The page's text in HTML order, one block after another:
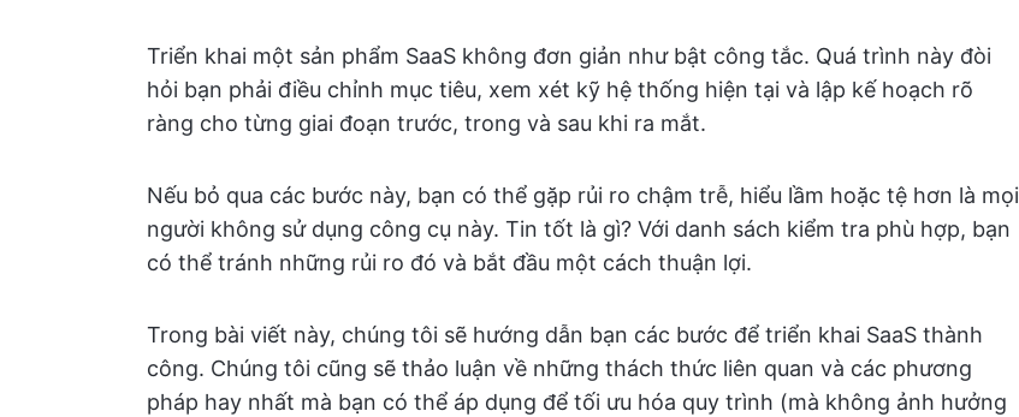
Triển khai một sản phẩm SaaS không đơn giản như bật công tắc. Quá trình này đòi
hỏi bạn phải điều chỉnh mục tiêu, xem xét kỹ hệ thống hiện tại và lập kế hoạch rõ
ràng cho từng giai đoạn trước, trong và sau khi ra mắt.
Nếu bỏ qua các bước này, bạn có thể gặp rủi ro chậm trễ, hiểu lầm hoặc tệ hơn là mọi
người không sử dụng công cụ này. Tin tốt là gì? Với danh sách kiểm tra phù hợp, bạn
có thể tránh những rủi ro đó và bắt đầu một cách thuận lợi.
Trong bài viết này, chúng tôi sẽ hướng dẫn bạn các bước để triển khai SaaS thành
công. Chúng tôi cũng sẽ thảo luận về những thách thức liên quan và các phương
pháp hay nhất mà bạn có thể áp dụng để tối ưu hóa quy trình (mà không ảnh hưởng